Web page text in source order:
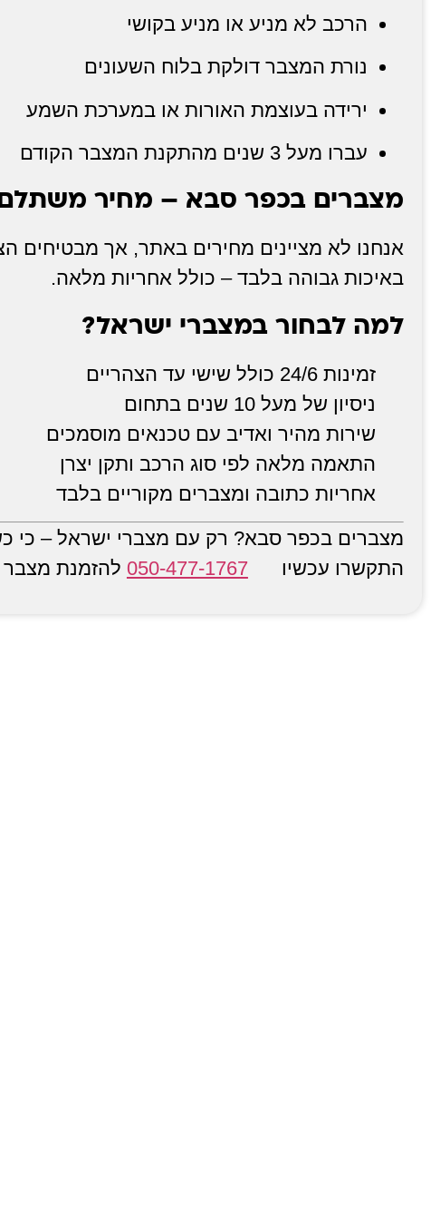
הרכב לא מניע או מניע בקושי
נורת המצבר דולקת בלוח השעונים
ירידה בעוצמת האורות או במערכת השמע
עברו מעל 3 שנים מהתקנת המצבר הקודם
מצברים בכפר סבא – מחיר משתלם
אנחנו לא מציינים מחירים באתר, אך מבטיחים
באיכות גבוהה בלבד – כולל אחריות מלאה.
למה לבחור במצברי ישראל?
זמינות 24/6 כולל שישי עד הצהריים
ניסיון של מעל 10 שנים בתחום
שירות מהיר ואדיב עם טכנאים מוסמכים
התאמה מלאה לפי סוג הרכב ותקן יצרן
אחריות כתובה ומצברים מקוריים בלבד
מצברים בכפר סבא? רק עם מצברי ישראל – כי
התקשרו עכשיו
050-477-1767 להזמנת